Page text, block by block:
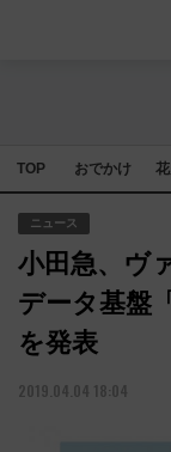
TOP おでかけ
ニュース
小田急、ヴ
データ基盤
を発表
2019.04.04 18:04